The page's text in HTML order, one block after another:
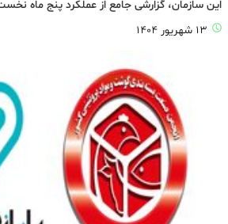
این سازمان، گزارشی جامع از عملکرد پنج ماه